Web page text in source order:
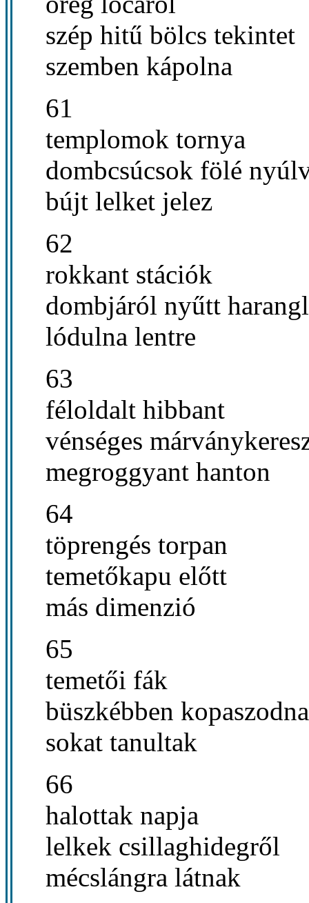
szép hitű bölcs tekintet
szemben kápolna
61
templomok tornya
dombcsúcsok fölé
bújt lelket jelez
62
rokkant stációk
dombjáról nyűtt
lódulna lentre
63
féloldalt hibbant
vénséges
megroggyant hanton
64
töprengés torpan
temetőkapu előtt
más dimenzió
65
temetői fák
büszkébben
sokat tanultak
66
halottak napja
lelkek csillaghidegről
mécslángra látnak